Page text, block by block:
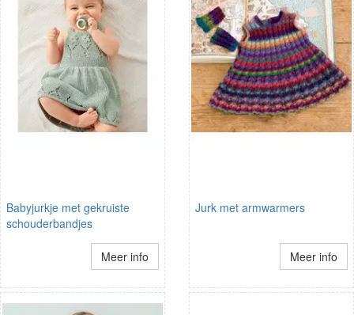
Babyjurkje met gekruiste
schouderbandjes
Meer info
Jurk met armwarmers
Meer info